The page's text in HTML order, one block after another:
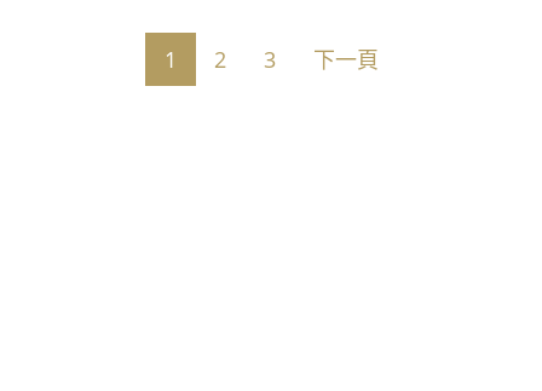
至21世紀時尚、社會與女性地位的變化。
1 2 3 下一頁